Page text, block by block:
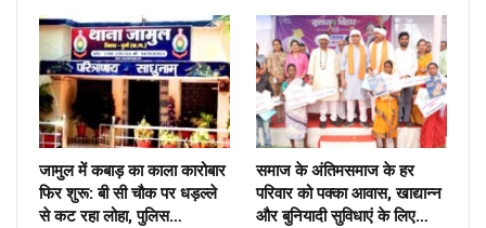
जामुल में कबाड़ का काला कारोबार
फिर शुरू: बी सी चौक पर धड़ल्ले
से कट रहा लोहा, पुलिस…
समाज के अंतिमसमाज के हर
परिवार को पक्का आवास, खाद्यान्न
और बुनियादी सुविधाएं के लिए…